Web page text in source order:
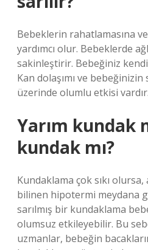
Bebeklerin rahatlamasına
yardımcı olur. Bebeklerde
sakinleştirir. Bebeğiniz
Kan dolaşımı ve
üzerinde olumlu etkisi vardır.
Yarım kundak
kundak mı?
Kundaklama çok sıkı olursa,
bilinen hipotermi meydana
sarılmış bir kundaklama
olumsuz etkileyebilir. Bu
uzmanlar, bebeğin